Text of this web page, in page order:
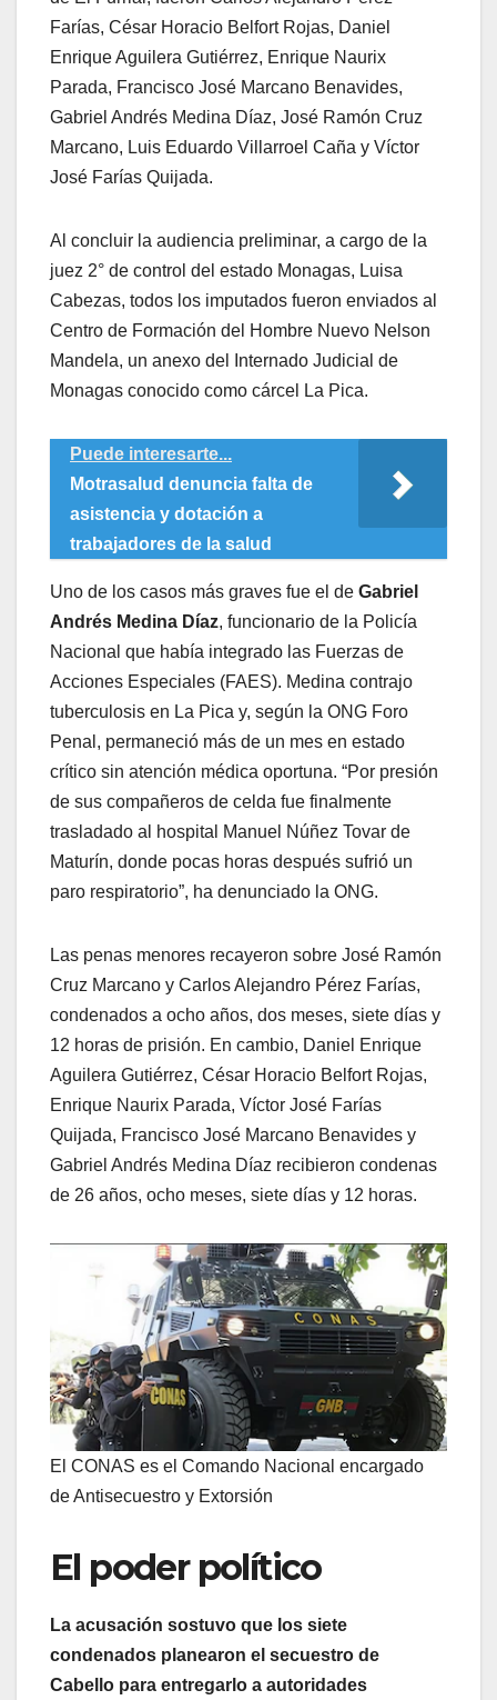
Farías, César Horacio Belfort Rojas, Daniel
Enrique Aguilera Gutiérrez, Enrique Naurix
Parada, Francisco José Marcano Benavides,
Gabriel Andrés Medina Díaz, José Ramón Cruz
Marcano, Luis Eduardo Villarroel Caña y Víctor
José Farías Quijada.
Al concluir la audiencia preliminar, a cargo de la
juez 2° de control del estado Monagas, Luisa
Cabezas, todos los imputados fueron enviados al
Centro de Formación del Hombre Nuevo Nelson
Mandela, un anexo del Internado Judicial de
Monagas conocido como cárcel La Pica.
Puede interesarte...
Motrasalud denuncia falta de
asistencia y dotación a
trabajadores de la salud
Uno de los casos más graves fue el de Gabriel
Andrés Medina Díaz, funcionario de la Policía
Nacional que había integrado las Fuerzas de
Acciones Especiales (FAES). Medina contrajo
tuberculosis en La Pica y, según la ONG Foro
Penal, permaneció más de un mes en estado
crítico sin atención médica oportuna. “Por presión
de sus compañeros de celda fue finalmente
trasladado al hospital Manuel Núñez Tovar de
Maturín, donde pocas horas después sufrió un
paro respiratorio”, ha denunciado la ONG.
Las penas menores recayeron sobre José Ramón
Cruz Marcano y Carlos Alejandro Pérez Farías,
condenados a ocho años, dos meses, siete días y
12 horas de prisión. En cambio, Daniel Enrique
Aguilera Gutiérrez, César Horacio Belfort Rojas,
Enrique Naurix Parada, Víctor José Farías
Quijada, Francisco José Marcano Benavides y
Gabriel Andrés Medina Díaz recibieron condenas
de 26 años, ocho meses, siete días y 12 horas.
El CONAS es el Comando Nacional encargado
de Antisecuestro y Extorsión
El poder político
La acusación sostuvo que los siete
condenados planearon el secuestro de
Cabello para entregarlo a autoridades